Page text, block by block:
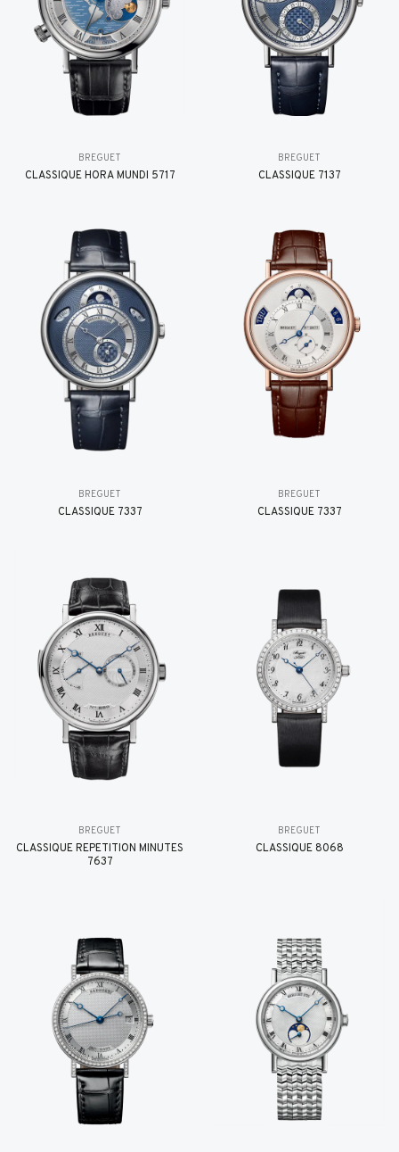
BREGUET
CLASSIQUE HORA MUNDI 5717
BREGUET
CLASSIQUE 7137
BREGUET
CLASSIQUE 7337
BREGUET
CLASSIQUE 7337
BREGUET
CLASSIQUE RÉPÉTITION MINUTES
7637
BREGUET
CLASSIQUE 8068